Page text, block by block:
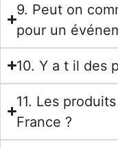
9. Peut on
pour un
10. Y a t il des
11. Les
France ?